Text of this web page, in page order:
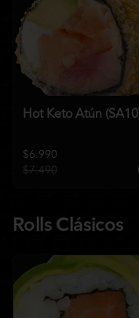
Hot Keto Atún
$6.990
$7.490
Rolls Clásicos